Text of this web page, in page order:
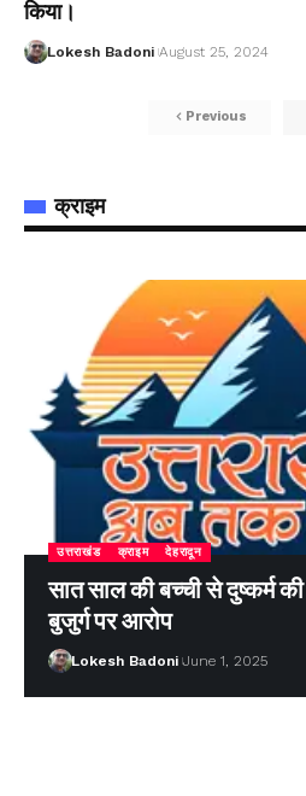
किया।
Lokesh Badoni August 25, 2024
Previous
क्राइम
उत्तराखंड क्राइम देहरादून
सात साल की बच्ची से दुष्कर्म
बुजुर्ग पर आरोप
Lokesh Badoni June 1, 2025